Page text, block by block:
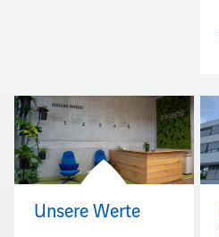
Unsere Werte